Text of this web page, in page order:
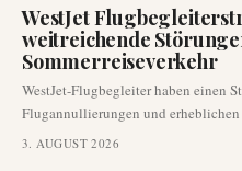
WestJet
weitreichende
Sommerreiseverkehr
WestJet-Flugbegleiter haben einen
Flugannullierungen und
führt. Diese Arbeitskampfmaßnahme
3. AUGUST 2026